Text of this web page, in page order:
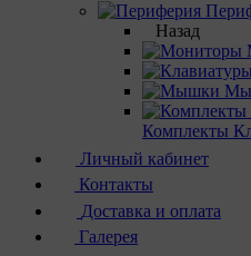
Назад
Комплекты
Личный кабинет
Контакты
Доставка и оплата
Галерея